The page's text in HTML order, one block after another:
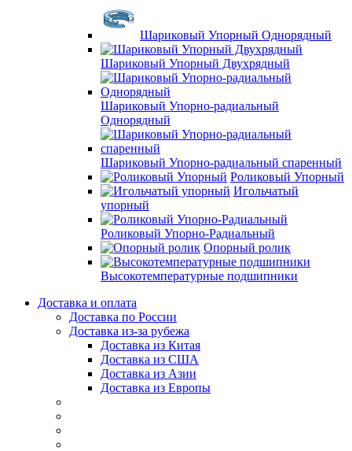
Шариковый Упорный Однорядный
Шариковый Упорный Двухрядный
Шариковый Упорно-радиальный
Однорядный
Шариковый Упорно-радиальный спаренный
Роликовый Упорный
Игольчатый
упорный
Роликовый Упорно-Радиальный
Опорный ролик
Высокотемпературные подшипники
Доставка и оплата
Доставка по России
Доставка из-за рубежа
Доставка из Китая
Доставка из США
Доставка из Азии
Доставка из Европы